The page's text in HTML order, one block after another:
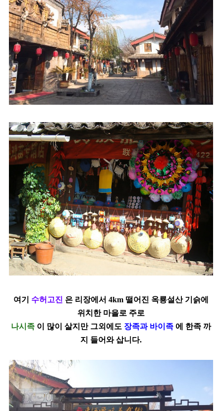
여기 수허고진 은 리장에서 4km 떨어진 옥룡설산 기슭에
위치한 마을로 주로
나시족 이 많이 살지만 그외에도 장족과 바이족 에 한족 까
지 들어와 삽니다.